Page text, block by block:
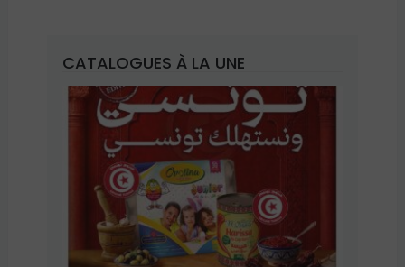
CATALOGUES À LA UNE